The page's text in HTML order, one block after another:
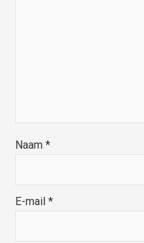
Naam*
E-mail*